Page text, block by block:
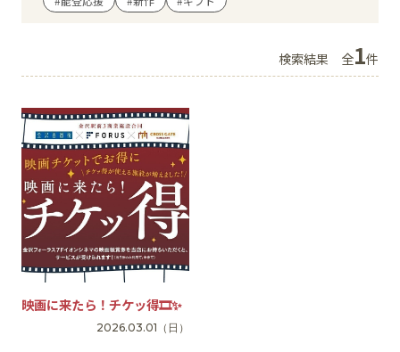
アクセス・パーキング
館内サービス
施設からのお知らせ
スタッフ募集
百番街くらぶ
検索結果 全1件
映画に来たら！チケッ得🎞✨
2026.03.01 （日）